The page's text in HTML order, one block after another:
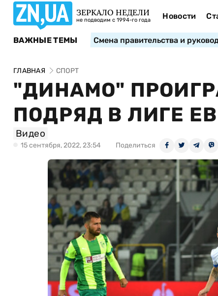
ЗЕРКАЛО НЕДЕЛИ
не подводим с 1994-го года Новости
ВАЖНЫЕ ТЕМЫ Смена правительства и
ГЛАВНАЯ СПОРТ
"ДИНАМО"
ПОДРЯД В ЛИГЕ
Видео
15 сентября, 2022, 23:54 Поделиться